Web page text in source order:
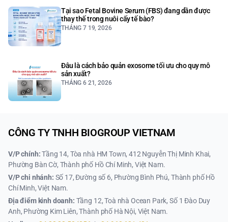
Tại sao Fetal Bovine Serum (FBS) đang dần được
thay thế trong nuôi cấy tế bào?
THÁNG 7 19, 2026
Đâu là cách bảo quản exosome tối ưu cho quy mô
sản xuất?
THÁNG 6 21, 2026
CÔNG TY TNHH BIOGROUP VIETNAM
V/P chính:Tầng 14, Tòa nhà HM Town, 412 Nguyễn Thị Minh Khai,
Phường Bàn Cờ, Thành phố Hồ Chí Minh, Việt Nam.
V/P chi nhánh: Số 17, Đường số 6, Phường Bình Phú, Thành phố Hồ
Chí Minh, Việt Nam.
Địa điểm kinh doanh: Tầng 12, Toà nhà Ocean Park, Số 1 Đào Duy
Anh, Phường Kim Liên, Thành phố Hà Nội, Việt Nam.